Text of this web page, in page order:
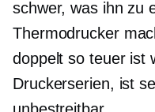
schwer, was ihn zu
Thermodrucker
doppelt so teuer ist
Druckerserien, ist